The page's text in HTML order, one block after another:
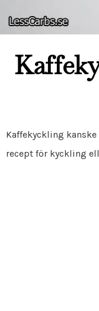
Kaffekyckling
recept för kyckling